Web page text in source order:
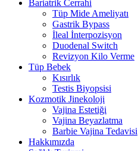
Bariatrik Cerrahi
Tüp Mide Ameliyatı
Gastrik Bypass
İleal İnterpozisyon
Duodenal Switch
Revizyon Kilo Verme
Tüp Bebek
Kısırlık
Testis Biyopsisi
Kozmotik Jinekoloji
Vajina Estetiği
Vajina Beyazlatma
Barbie Vajina Tedavisi
Hakkımızda